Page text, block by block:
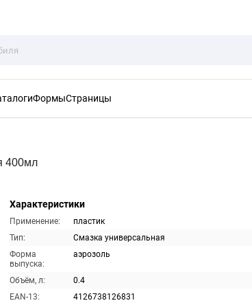
ФормыСтраницы
400мл
Характеристики
Применение:
пластик
Тип:
Смазка универсальная
Форма
выпуска:
аэрозоль
Объём, л:
0.4
EAN-13:
4126738126831